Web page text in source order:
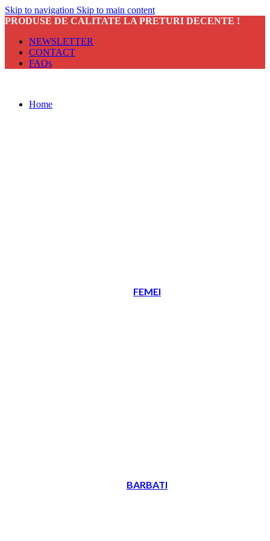
Skip to navigation Skip to main content
PRODUSE DE CALITATE LA PRETURI DECENTE !
NEWSLETTER
CONTACT
FAQs
Home
FEMEI
BARBATI